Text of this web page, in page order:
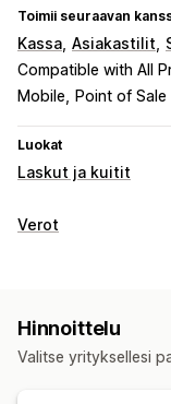
Toimii seuraavan
Kassa Asiakastilit
Compatible with All
Mobile
Point of Sale
Luokat
Laskut ja kuitit
Asiakirjatyypit
Hyvitykset
Verot
Hinnoittelu
Valitse yrityksellesi